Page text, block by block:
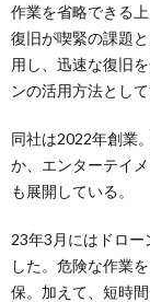
作業を省略できる
復旧が喫緊の課題
用し、迅速な復旧
ンの活用方法とし
同社は2022年創業
か、エンターテイ
も展開している。
23年3月にはドロ
した。危険な作業
保。加えて、短時